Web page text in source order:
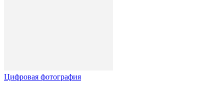
Цифровая фотография